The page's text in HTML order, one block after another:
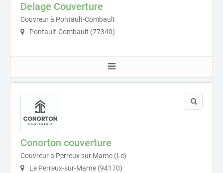
Delage Couverture
Couvreur à Pontault-Combault
Pontault-Combault (77340)
Conorton couverture
Couvreur à Perreux sur Marne (Le)
Le Perreux-sur-Marne (94170)